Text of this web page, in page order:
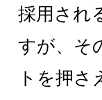
採用され
すが、そ
トを押